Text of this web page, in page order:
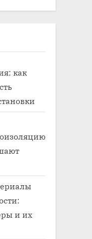
как
и их